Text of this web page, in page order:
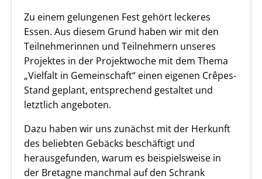
Zu einem gelungenen Fest gehört leckeres
Essen. Aus diesem Grund haben wir mit den
Teilnehmerinnen und Teilnehmern unseres
Projektes in der Projektwoche mit dem Thema
„Vielfalt in Gemeinschaft“ einen eigenen Crêpes-
Stand geplant, entsprechend gestaltet und
letztlich angeboten.
Dazu haben wir uns zunächst mit der Herkunft
des beliebten Gebäcks beschäftigt und
herausgefunden, warum es beispielsweise in
der Bretagne manchmal auf den Schrank